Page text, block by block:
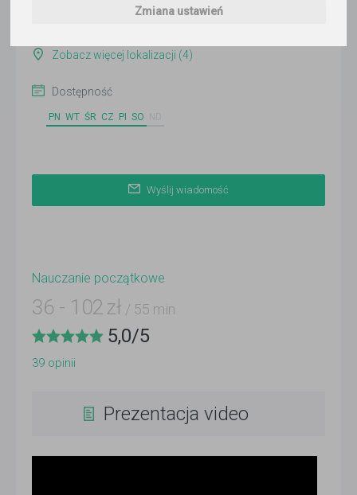
Zmiana ustawień
Zobacz więcej lokalizacji (4)
Dostępność
PN WT ŚR CZ PI SO
Wyślij wiadomość
Nauczanie początkowe
36 - 102 zł / 55 min
5,0/5
39 opinii
Prezentacja video